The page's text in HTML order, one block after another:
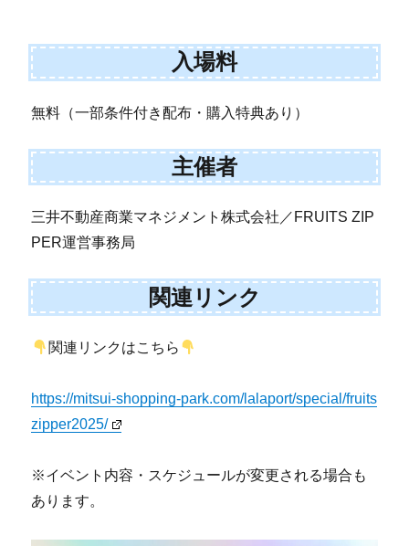
入場料
無料（一部条件付き配布・購入特典あり）
主催者
三井不動産商業マネジメント株式会社／FRUITS ZIP
PER運営事務局
関連リンク
関連リンクはこちら
https://mitsui-shopping-park.com/lalaport/special/fruits
zipper2025/
※イベント内容・スケジュールが変更される場合も
あります。